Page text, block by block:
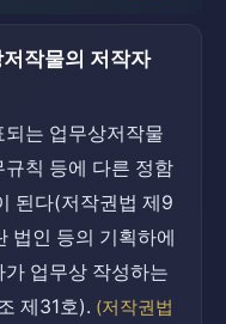
작물의 저작자
는 업무상저작물
규칙 등에 다른 정함
된다(저작권법 제9
법인 등의 기획하에
업무상 작성하는
제31호). (저작권법